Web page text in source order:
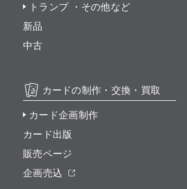
トランプ ・その他など
新品
中古
カードの制作・交換・買取
カード企画制作
カード出版
販売ページ
企画売込